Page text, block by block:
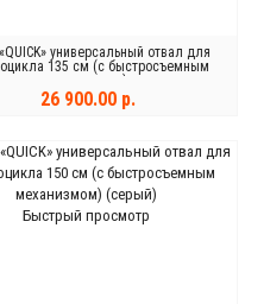
универсальный отвал для
135 см (с быстросъемным
механизмом)
26 900.00 р.
Быстрый просмотр